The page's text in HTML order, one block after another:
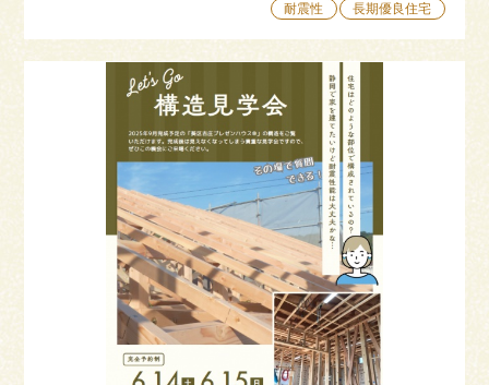
054-365-3838
受付時間／平日9:00 - 18:00
土日9:00 - 16:00
来場予約 お問い合わせ 資料請求
耐震性
長期優良住宅